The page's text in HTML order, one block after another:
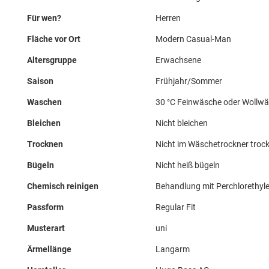
Für wen? Herren
Fläche vor Ort Modern Casual-Man
Altersgruppe Erwachsene
Saison Frühjahr/Sommer
Waschen 30 °C Feinwäsche oder
Bleichen Nicht bleichen
Trocknen Nicht im Wäschetrockner
Bügeln Nicht heiß bügeln
Chemisch reinigen Behandlung mit
Passform Regular Fit
Musterart uni
Ärmellänge Langarm